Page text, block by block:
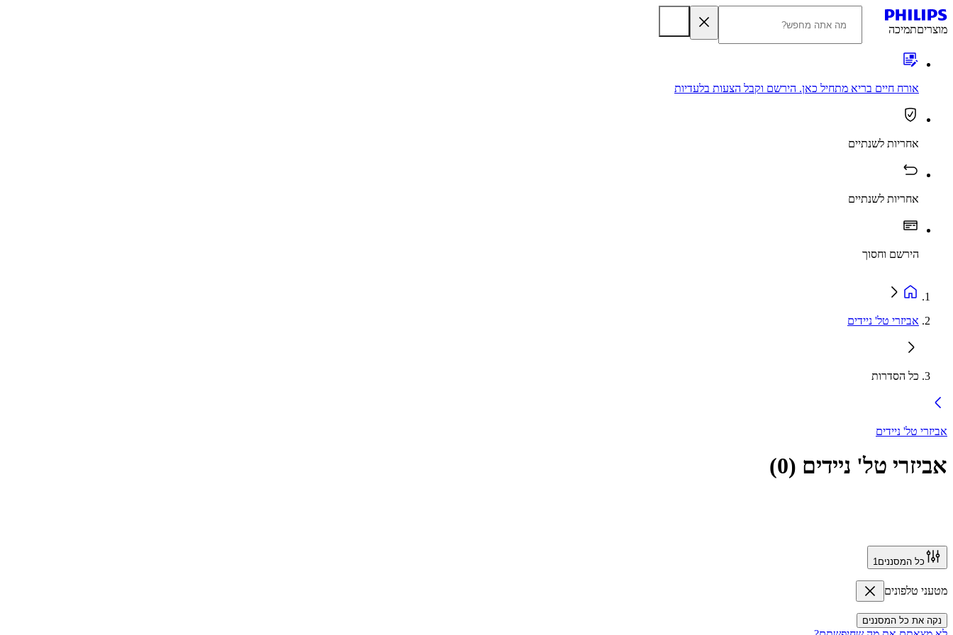
מוצריםתמיכה
אורח חיים בריא מתחיל כאן. הירשם וקבל הצעות בלעדיות
אחריות לשנתיים
אחריות לשנתיים
הירשם וחסוך
אביזרי טל' ניידים
כל הסדרות
אביזרי טל' ניידים
אביזרי טל' ניידים (
0
)
כל המסננים 1
מטעני טלפונים
נקה את כל המסננים